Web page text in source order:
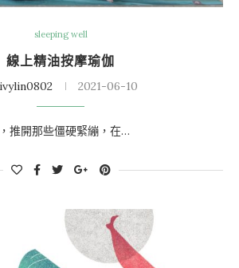
sleeping well
線上精油按摩瑜伽
ivylin0802 2021-06-10
推開那些僵硬緊繃，在…